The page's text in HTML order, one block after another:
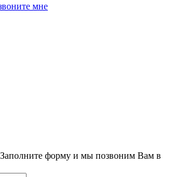
мне
Заполните форму и мы позвоним Вам в